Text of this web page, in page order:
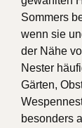
Sommers
wenn sie
der Nähe
Nester
Gärten,
besonders